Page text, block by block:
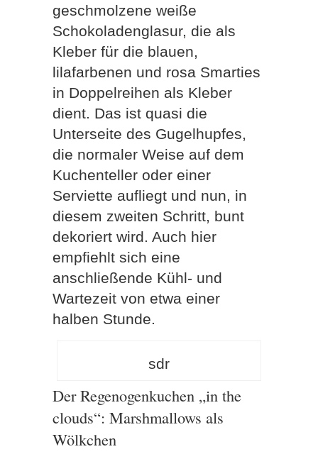
geschmolzene weiße
Schokoladenglasur, die als
Kleber für die blauen,
lilafarbenen und rosa Smarties
in Doppelreihen als Kleber
dient. Das ist quasi die
Unterseite des Gugelhupfes,
die normaler Weise auf dem
Kuchenteller oder einer
Serviette aufliegt und nun, in
diesem zweiten Schritt, bunt
dekoriert wird. Auch hier
empfiehlt sich eine
anschließende Kühl- und
Wartezeit von etwa einer
halben Stunde.
sdr
Der Regenogenkuchen „in the
clouds“: Marshmallows als
Wölkchen